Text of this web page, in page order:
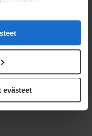
evästeet